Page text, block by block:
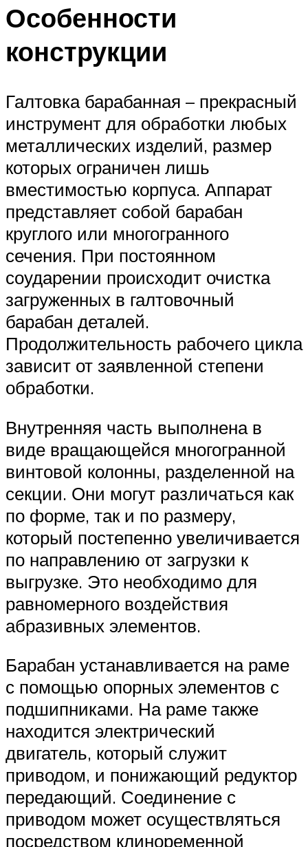
Особенности
конструкции
Галтовка барабанная – прекрасный
инструмент для обработки любых
металлических изделий, размер
которых ограничен лишь
вместимостью корпуса. Аппарат
представляет собой барабан
круглого или многогранного
сечения. При постоянном
соударении происходит очистка
загруженных в галтовочный
барабан деталей.
Продолжительность рабочего цикла
зависит от заявленной степени
обработки.
Внутренняя часть выполнена в
виде вращающейся многогранной
винтовой колонны, разделенной на
секции. Они могут различаться как
по форме, так и по размеру,
который постепенно увеличивается
по направлению от загрузки к
выгрузке. Это необходимо для
равномерного воздействия
абразивных элементов.
Барабан устанавливается на раме
с помощью опорных элементов с
подшипниками. На раме также
находится электрический
двигатель, который служит
приводом, и понижающий редуктор
передающий. Соединение с
приводом может осуществляться
посредством клиноременной